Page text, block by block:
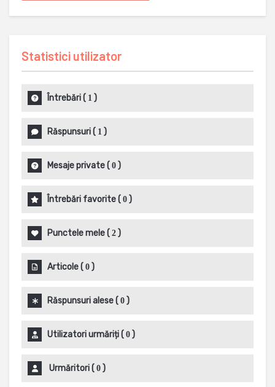
Statistici utilizator
Întrebări( 1 )
Răspunsuri( 1 )
Mesaje private( 0 )
Întrebări favorite( 0 )
Punctele mele( 2 )
Articole( 0 )
Răspunsuri alese( 0 )
Utilizatori urmăriți( 0 )
Urmăritori( 0 )